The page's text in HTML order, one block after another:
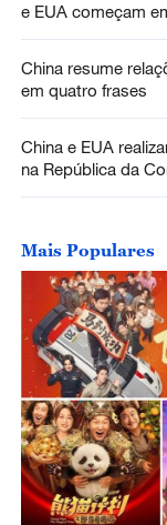
e EUA começam
China resume
em quatro frases
China e EUA
na República da
Mais Populares